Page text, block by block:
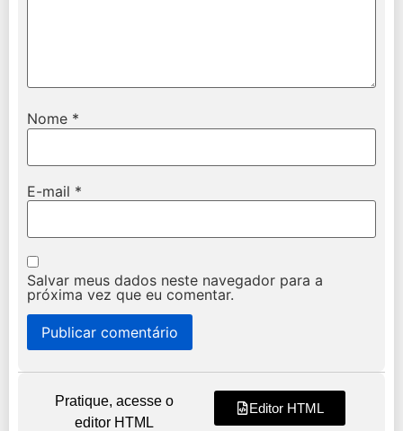
Nome *
E-mail *
Salvar meus dados neste navegador para a
próxima vez que eu comentar.
Pratique, acesse o
editor HTML
Editor HTML